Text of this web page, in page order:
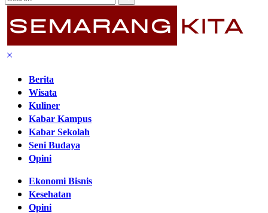
Berita
Wisata
Kuliner
Kabar Kampus
Kabar Sekolah
Seni Budaya
Opini
Ekonomi Bisnis
Kesehatan
Opini